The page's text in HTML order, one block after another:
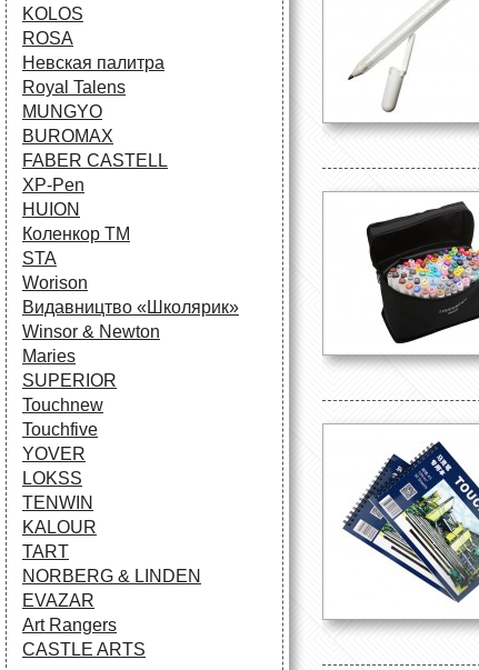
KOLOS
ROSA
Невская палитра
Royal Talens
MUNGYO
BUROMAX
FABER CASTELL
XP-Pen
HUION
Коленкор ТМ
STA
Worison
Видавництво «Школярик»
Winsor & Newton
Maries
SUPERIOR
Touchnew
Touchfive
YOVER
LOKSS
TENWIN
KALOUR
TART
NORBERG & LINDEN
EVAZAR
Art Rangers
CASTLE ARTS